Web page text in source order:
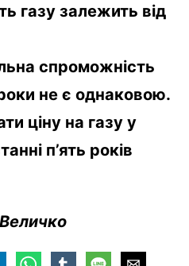
газу залежить від
спроможність
роки не є однаковою.
ціну на газу у
п’ять років